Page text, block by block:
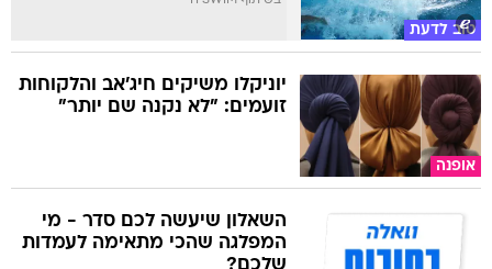
טוב לדעת
אופנה
יוניקלו משיקים חיג'אב והלקוחות
זועמים: "לא נקנה שם יותר"
השאלון שיעשה לכם סדר - מי
המפלגה שהכי מתאימה לעמדות
שלכם?